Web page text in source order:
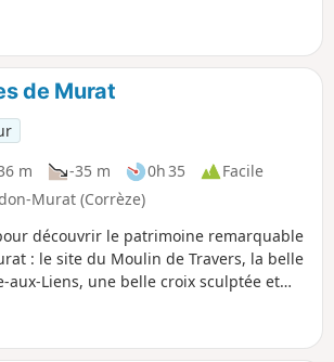
de Murat
m -35 m 0h 35
Facile
Murat (Corrèze)
découvrir le patrimoine remarquable
: le site du Moulin de Travers, la belle
aux-Liens, une belle croix sculptée et